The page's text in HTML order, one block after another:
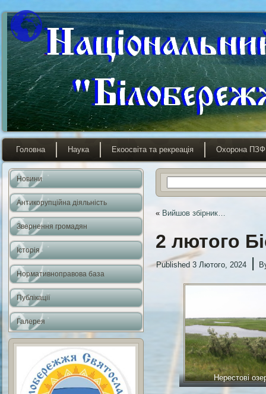
Головна Наука Екоосвіта та рекреація Охорона ПЗФ
Новини
Антикорупційна діяльність
Звернення громадян
Історія
Нормативноправова база
Публікації
Галерея
« Вийшов збірник…
2 лютого
Published 3 Лютого, 2024 |
Нерестові